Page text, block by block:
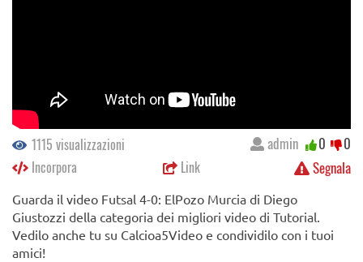
1115 visualizzazioni
Incorpora
Link Segnala
admin 0 0
Guarda il video Futsal 4-0: ElPozo Murcia di Diego
Giustozzi della categoria dei migliori video di Tutorial.
Vedilo anche tu su Calcioa5Video e condividilo con i tuoi
amici!